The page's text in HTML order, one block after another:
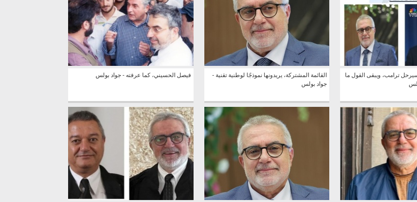
ترامب، ويبقى القول ما
القائمة المشتركة، يريدونها نموذجًا لوطنية تقنية -
جواد بولس
فيصل الحسيني، كما عرفته - جواد بولس